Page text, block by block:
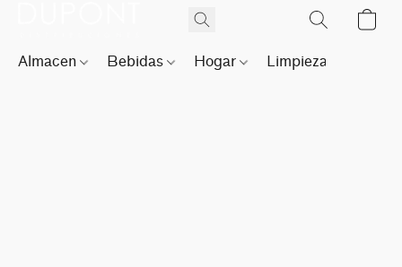
Almacen Bebidas Hogar Limpieza